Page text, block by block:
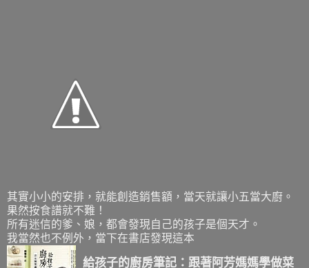
其實小小的安排，就能創造銷售額，當天就讓小五當大廚。
果然按食譜就不難！
所有迷信的爹、娘，都會發現自己的孩子是個天才。
我當然也不例外，當下在書店發現這本
給孩子的廚房筆記：跟著阿芳媽媽學做菜